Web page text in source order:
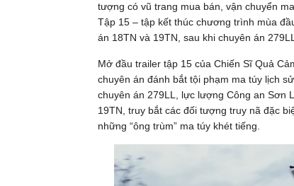
tượng có vũ trang mua bán, vận chuyển
Tập 15 – tập kết thúc chương trình mùa
án 18TN và 19TN, sau khi chuyên án
Mở đầu trailer tập 15 của Chiến Sĩ Quả
chuyên án đánh bắt tội phạm ma túy lịch
chuyên án 279LL, lực lượng Công an Sơn
19TN, truy bắt các đối tượng truy nã đặc
những “ông trùm” ma túy khét tiếng.